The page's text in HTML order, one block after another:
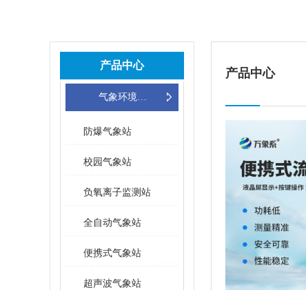
产品中心
气象环境监测站
防爆气象站
校园气象站
负氧离子监测站
全自动气象站
便携式气象站
超声波气象站
产品中心